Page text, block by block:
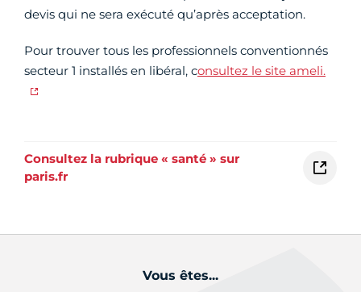
devis qui ne sera exécuté qu’après acceptation.
Pour trouver tous les professionnels conventionnés
secteur 1 installés en libéral, consultez le site ameli.
Consultez la rubrique « santé » sur
paris.fr
Vous êtes...